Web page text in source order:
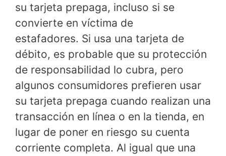
su tarjeta prepaga, incluso si se
convierte en víctima de
estafadores. Si usa una tarjeta de
débito, es probable que su protección
de responsabilidad lo cubra, pero
algunos consumidores prefieren usar
su tarjeta prepaga cuando realizan una
transacción en línea o en la tienda, en
lugar de poner en riesgo su cuenta
corriente completa. Al igual que una